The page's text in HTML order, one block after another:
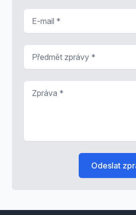
Odeslat